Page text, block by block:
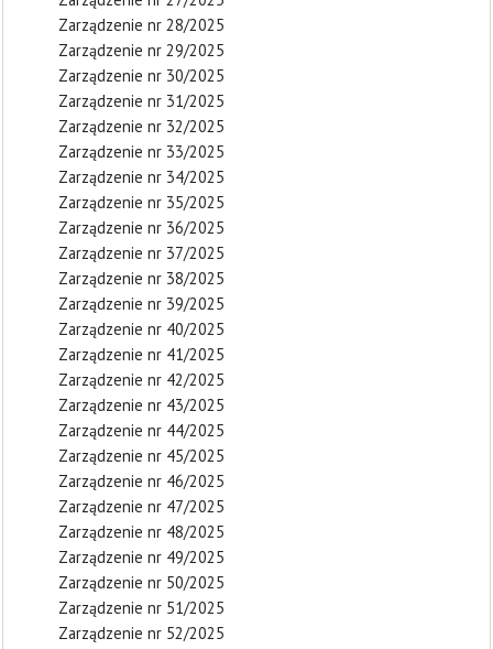
Zarządzenie nr 28/2025
Zarządzenie nr 29/2025
Zarządzenie nr 30/2025
Zarządzenie nr 31/2025
Zarządzenie nr 32/2025
Zarządzenie nr 33/2025
Zarządzenie nr 34/2025
Zarządzenie nr 35/2025
Zarządzenie nr 36/2025
Zarządzenie nr 37/2025
Zarządzenie nr 38/2025
Zarządzenie nr 39/2025
Zarządzenie nr 40/2025
Zarządzenie nr 41/2025
Zarządzenie nr 42/2025
Zarządzenie nr 43/2025
Zarządzenie nr 44/2025
Zarządzenie nr 45/2025
Zarządzenie nr 46/2025
Zarządzenie nr 47/2025
Zarządzenie nr 48/2025
Zarządzenie nr 49/2025
Zarządzenie nr 50/2025
Zarządzenie nr 51/2025
Zarządzenie nr 52/2025